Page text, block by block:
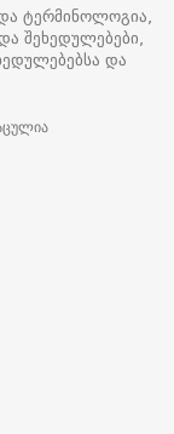
ტერმინოლოგია,
შეხედულებები,
და